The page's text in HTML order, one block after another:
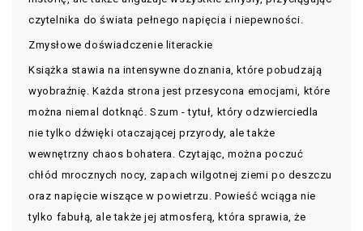
czytelnika do świata pełnego napięcia i niepewności.
Zmysłowe doświadczenie literackie
Książka stawia na intensywne doznania, które pobudzają
wyobraźnię. Każda strona jest przesycona emocjami, które
można niemal dotknąć. Szum - tytuł, który odzwierciedla
nie tylko dźwięki otaczającej przyrody, ale także
wewnętrzny chaos bohatera. Czytając, można poczuć
chłód mrocznych nocy, zapach wilgotnej ziemi po deszczu
oraz napięcie wiszące w powietrzu. Powieść wciąga nie
tylko fabułą, ale także jej atmosferą, która sprawia, że